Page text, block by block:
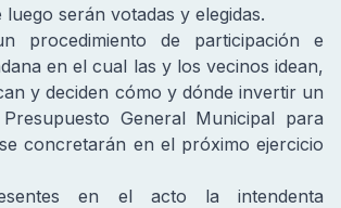
serán votadas y elegidas.
procedimiento de participación e
en el cual las y los vecinos idean,
y deciden cómo y dónde invertir un
General Municipal para
concretarán en el próximo ejercicio
en el acto la intendenta